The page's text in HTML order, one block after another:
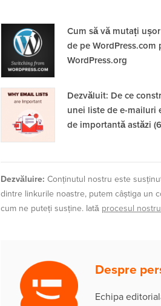
Cum să vă mutați
de pe WordPress.com
WordPress.org
Dezvăluit: De ce
unei liste de e-mailuri
de importantă astăzi
Dezvăluire: Conținutul nostru este
dintre linkurile noastre, putem câștiga un
cum ne puteți susține. Iată procesul
Despre
Echipa